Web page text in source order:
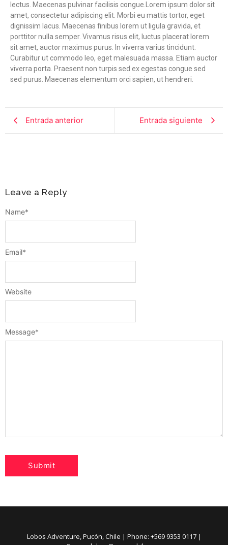
lectus. Maecenas pulvinar facilisis congue.Lorem ipsum dolor sit
amet, consectetur adipiscing elit. Morbi eu mattis tortor, eget
dignissim lacus. Maecenas finibus lorem ut ligula gravida, et
porttitor nulla semper. Vivamus risus elit, luctus placerat lorem
sit amet, auctor maximus purus. In viverra varius tincidunt.
Curabitur ut commodo leo, eget malesuada massa. Etiam auctor
viverra porta. Praesent non turpis sed ex egestas congue sed
sed purus. Maecenas elementum orci sapien, ut hendreri.
Entrada anterior Entrada siguiente
Leave a Reply
Message*
Name*
Email*
Website
Lobos Adventure, Pucón, Chile | Phone: +569 9353 0117 |